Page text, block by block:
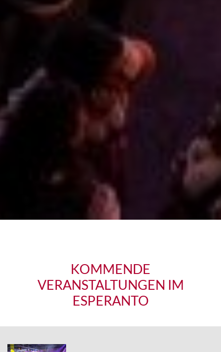
KOMMENDE
VERANSTALTUNGEN IM
ESPERANTO